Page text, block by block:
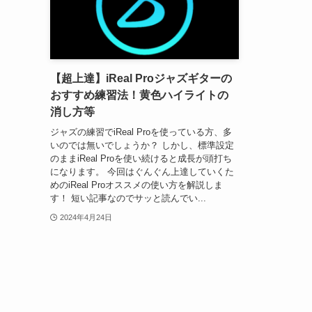
【超上達】iReal Proジャズギターの
おすすめ練習法！黄色ハイライトの
消し方等
ジャズの練習でiReal Proを使っている方、多
いのでは無いでしょうか？ しかし、標準設定
のままiReal Proを使い続けると成長が頭打ち
になります。 今回はぐんぐん上達していくた
めのiReal Proオススメの使い方を解説しま
す！ 短い記事なのでサッと読んでい...
2024年4月24日